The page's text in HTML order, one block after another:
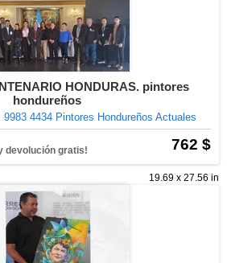
HONDURAS. pintores
hondureños
4434 Pintores Hondureños Actuales
762 $
devolución gratis!
19.69 x 27.56 in